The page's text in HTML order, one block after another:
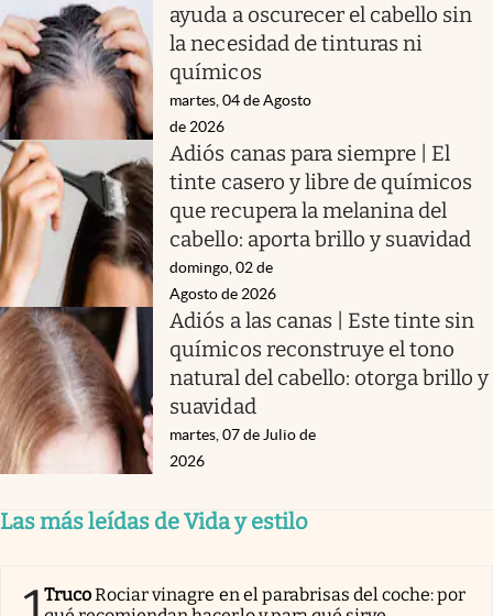
ayuda a oscurecer el cabello sin
la necesidad de tinturas ni
químicos
martes, 04 de Agosto
de 2026
Adiós canas para siempre | El
tinte casero y libre de químicos
que recupera la melanina del
cabello: aporta brillo y suavidad
domingo, 02 de
Agosto de 2026
Adiós a las canas | Este tinte sin
químicos reconstruye el tono
natural del cabello: otorga brillo y
suavidad
martes, 07 de Julio de
2026
Las más leídas de Vida y estilo
TrucoRociar vinagre en el parabrisas del coche: por